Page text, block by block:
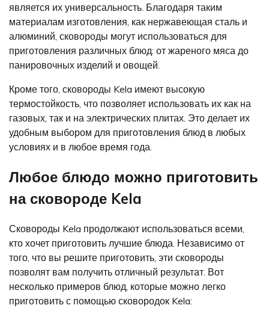
является их универсальность. Благодаря таким
материалам изготовления, как нержавеющая сталь и
алюминий, сковороды могут использоваться для
приготовления различных блюд: от жареного мяса до
панировочных изделий и овощей.
Кроме того, сковороды Kela имеют высокую
термостойкость, что позволяет использовать их как на
газовых, так и на электрических плитах. Это делает их
удобным выбором для приготовления блюд в любых
условиях и в любое время года.
Любое блюдо можно приготовить
на сковороде Kela
Сковороды Kela продолжают использоваться всеми,
кто хочет приготовить лучшие блюда. Независимо от
того, что вы решите приготовить, эти сковороды
позволят вам получить отличный результат. Вот
несколько примеров блюд, которые можно легко
приготовить с помощью сковородок Kela: